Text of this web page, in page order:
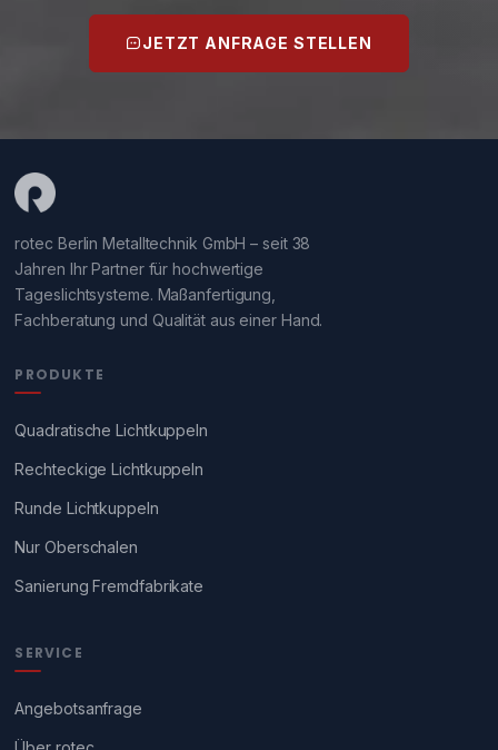
JETZT ANFRAGE STELLEN
rotec Berlin Metalltechnik GmbH – seit 38
Jahren Ihr Partner für hochwertige
Tageslichtsysteme. Maßanfertigung,
Fachberatung und Qualität aus einer Hand.
PRODUKTE
Quadratische Lichtkuppeln
Rechteckige Lichtkuppeln
Runde Lichtkuppeln
Nur Oberschalen
Sanierung Fremdfabrikate
SERVICE
Angebotsanfrage